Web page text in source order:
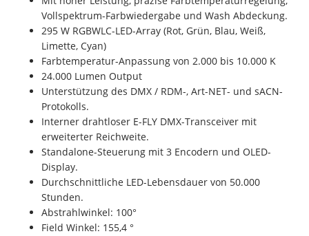
Vollspektrum-Farbwiedergabe und Wash Abdeckung.
295 W RGBWLC-LED-Array (Rot, Grün, Blau, Weiß,
Limette, Cyan)
Farbtemperatur-Anpassung von 2.000 bis 10.000 K
24.000 Lumen Output
Unterstützung des DMX / RDM-, Art-NET- und sACN-
Protokolls.
Interner drahtloser E-FLY DMX-Transceiver mit
erweiterter Reichweite.
Standalone-Steuerung mit 3 Encodern und OLED-
Display.
Durchschnittliche LED-Lebensdauer von 50.000
Stunden.
Abstrahlwinkel: 100°
Field Winkel: 155,4 °